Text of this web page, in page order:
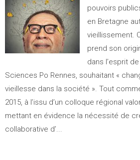
pouvoirs
en Bretagne
vieillissement.
prend son
dans l’esprit
Sciences Po Rennes, souhaitant «
vieillesse dans la société ». Tout
2015, à l’issu d’un colloque régional
mettant en évidence la nécessité de
collaborative d’...